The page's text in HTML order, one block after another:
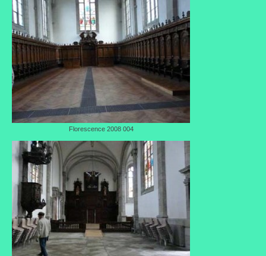
Portes ouvertes
Visites de jardins
Autres
Flore et faune
Flore
Arbustes
Graminées
Vivaces
Faune
Oiseaux
Florescence 2008 004